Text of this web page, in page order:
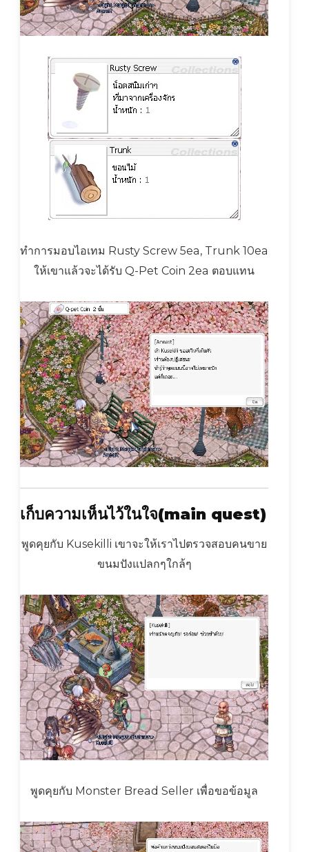
ทำการมอบไอเทม Rusty Screw 5ea, Trunk 10ea
ให้เขาแล้วจะได้รับ Q-Pet Coin 2ea ตอบแทน
เก็บความเห็นไว้ในใจ(main quest)
พูดคุยกับ Kusekilli เขาจะให้เราไปตรวจสอบคนขาย
ขนมปังแปลกๆใกล้ๆ
พูดคุยกับ Monster Bread Seller เพื่อขอข้อมูล